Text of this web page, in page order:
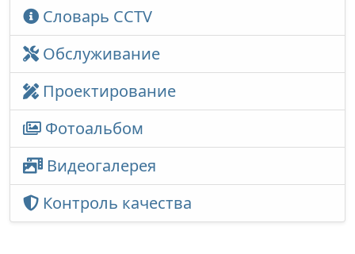
Словарь CCTV
Обслуживание
Проектирование
Фотоальбом
Видеогалерея
Контроль качества